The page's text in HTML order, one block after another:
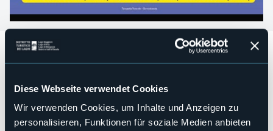
Diese Webseite verwendet Cookies
Wir verwenden Cookies, um Inhalte und Anzeigen zu
personalisieren, Funktionen für soziale Medien anbieten
Corpo Musicale Varzese
2024.
Programma:
10.30Saluto della Banda in Piazza Pletti